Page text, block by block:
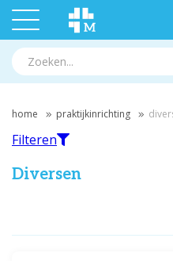
home praktijkinrichting
Filteren
Diversen